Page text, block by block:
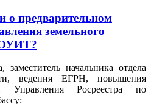
о предварительном
земельного
начальника отдела
ведения ЕГРН, повышения
Росреестра по